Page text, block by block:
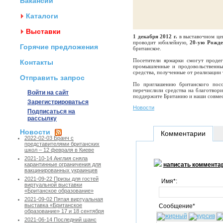
Каталоги
Выставки
Горячие предложения
Контакты
Отправить запрос
Войти на сайт
Зарегистрироваться
Подписаться на
рассылку
Новости
2022-02-03 Бранч с
представителями британских
школ – 12 февраля в Киеве
2021-10-14 Англия сняла
карантинные ограничения для
вакцинированных украинцев
2021-09-22 Призы для гостей
виртуальной выставки
«Британское образование»
2021-09-02 Пятая виртуальная
выставка «Британское
образование» 17 и 18 сентября
2021-06-14 Последний шанс
1 декабря 2012 г.в выставочном
проводит юбилейную,20-ую
британское.
Посетители ярмарки смогут
промышленные и
средства, полученные от
По приглашению британского
перечислили средства на
поддержите Британию и наши
Новости
Комментарии
написать
Имя*:
Сообщение*